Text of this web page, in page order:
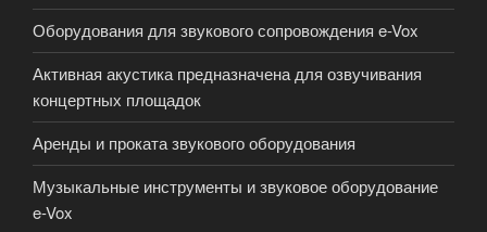
Оборудования для звукового сопровождения e-Vox
Активная акустика предназначена для озвучивания
концертных площадок
Аренды и проката звукового оборудования
Музыкальные инструменты и звуковое оборудование
e-Vox